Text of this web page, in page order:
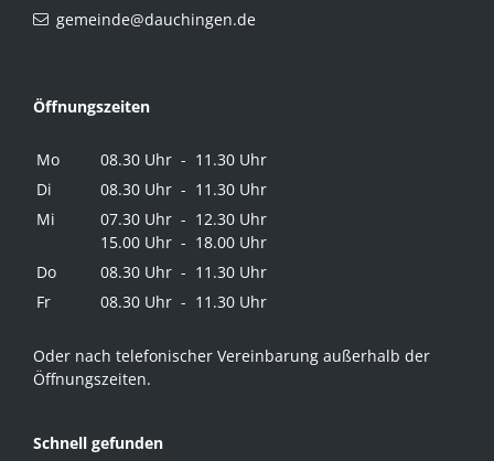
gemeinde@dauchingen.de
Öffnungszeiten
Mo
08.30 Uhr - 11.30 Uhr
Di
08.30 Uhr - 11.30 Uhr
Mi
07.30 Uhr - 12.30 Uhr
15.00 Uhr - 18.00 Uhr
Do
08.30 Uhr - 11.30 Uhr
Fr
08.30 Uhr - 11.30 Uhr
Oder nach telefonischer Vereinbarung außerhalb der
Öffnungszeiten.
Schnell gefunden